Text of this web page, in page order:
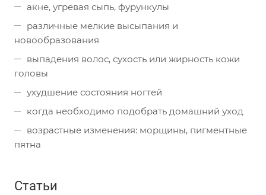
акне, угревая сыпь, фурункулы
различные мелкие высыпания и
новообразования
выпадения волос, сухость или жирность кожи
головы
ухудшение состояния ногтей
когда необходимо подобрать домашний уход
возрастные изменения: морщины, пигментные
пятна
Статьи